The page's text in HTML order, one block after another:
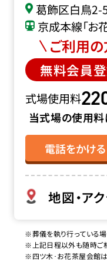
葛飾区白鳥2-
京成本線「お
ご利用
無料会員
式場使用料
当式場の使用
電話をかける
地図・ア
※葬儀を執り行っている場
※上記日程以外も随時ご
※四ツ木･お花茶屋会館は